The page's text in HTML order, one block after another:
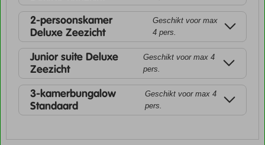
2-persoonskamer
Deluxe Zeezicht
Geschikt voor max
4 pers.
Junior suite Deluxe
Zeezicht
Geschikt voor max 4
pers.
3-kamerbungalow
Standaard
Geschikt voor max 4
pers.